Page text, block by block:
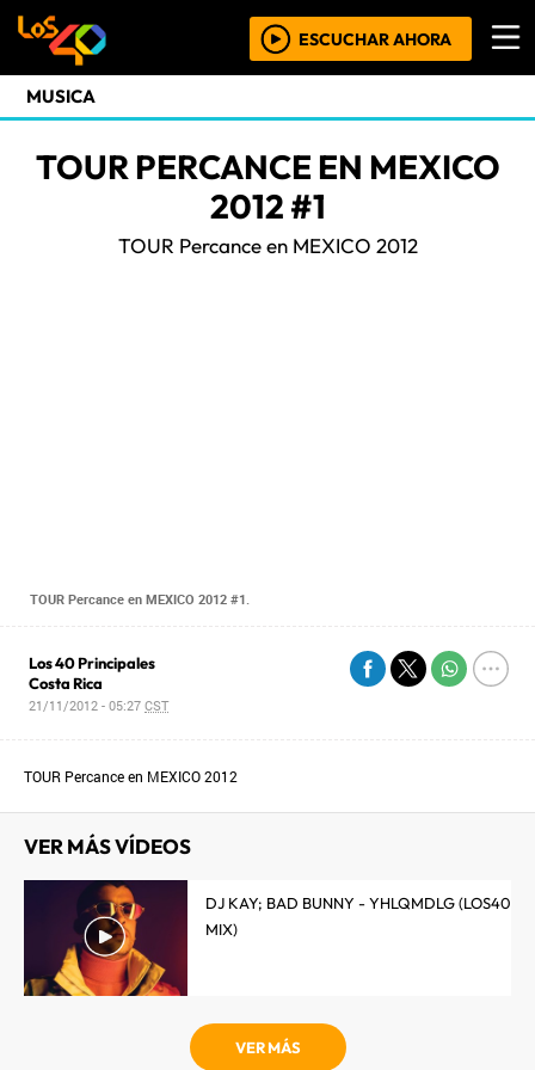
ESCUCHAR AHORA
MUSICA
TOUR PERCANCE EN MEXICO
2012 #1
TOUR Percance en MEXICO 2012
TOUR Percance en MEXICO 2012 #1.
Los 40 Principales
Costa Rica
21/11/2012 - 05:27CST
TOUR Percance en MEXICO 2012
VER MÁS VÍDEOS
DJ KAY; BAD BUNNY - YHLQMDLG (LOS40
MIX)
VER MÁS